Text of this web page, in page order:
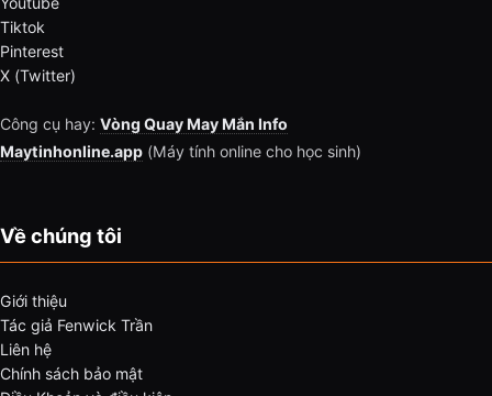
Tiktok
Pinterest
X (Twitter)
Công cụ hay: Vòng Quay May Mắn Info
Maytinhonline.app (Máy tính online cho học sinh)
Về chúng tôi
Giới thiệu
Tác giả Fenwick Trần
Liên hệ
Chính sách bảo mật